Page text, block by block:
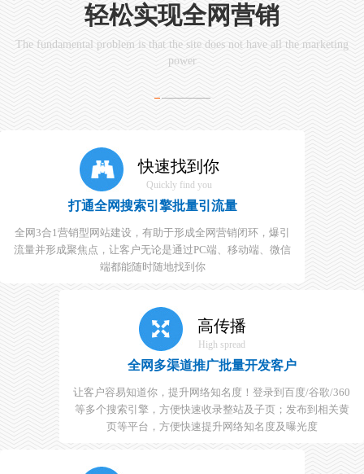
轻松实现全网营销
The fundamental problem is that the site does not have all the marketing
power
快速找到你
Quickly find you
打通全网搜索引擎批量引流量
全网3合1营销型网站建设，有助于形成全网营销闭环，爆引
流量并形成聚焦点，让客户无论是通过PC端、移动端、微信
端都能随时随地找到你
高传播
High spread
全网多渠道推广批量开发客户
让客户容易知道你，提升网络知名度！登录到百度/谷歌/360
等多个搜索引擎，方便快速收录整站及子页；发布到相关黄
页等平台，方便快速提升网络知名度及曝光度